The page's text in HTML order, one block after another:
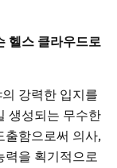
헬스 클라우드로
강력한 입지를
생성되는 무수한
출함으로써 의사,
력을 획기적으로